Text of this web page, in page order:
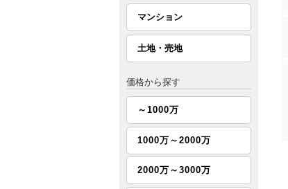
マンション
土地・売地
価格から探す
～1000万
1000万～2000万
2000万～3000万